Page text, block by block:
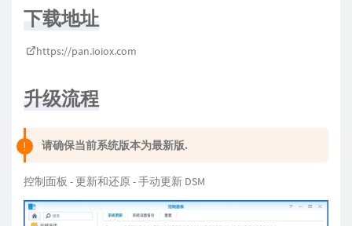
下载地址
https://pan.ioiox.com
升级流程
请确保当前系统版本为最新版.
控制面板 - 更新和还原 - 手动更新 DSM